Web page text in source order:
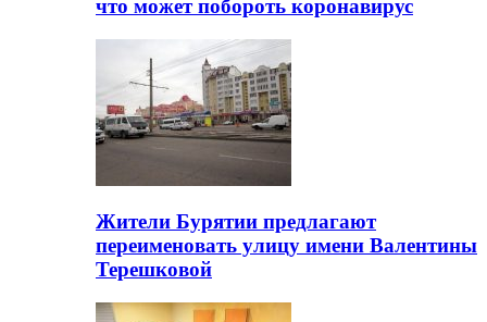
что может побороть коронавирус
Жители Бурятии предлагают
переименовать улицу имени Валентины
Терешковой